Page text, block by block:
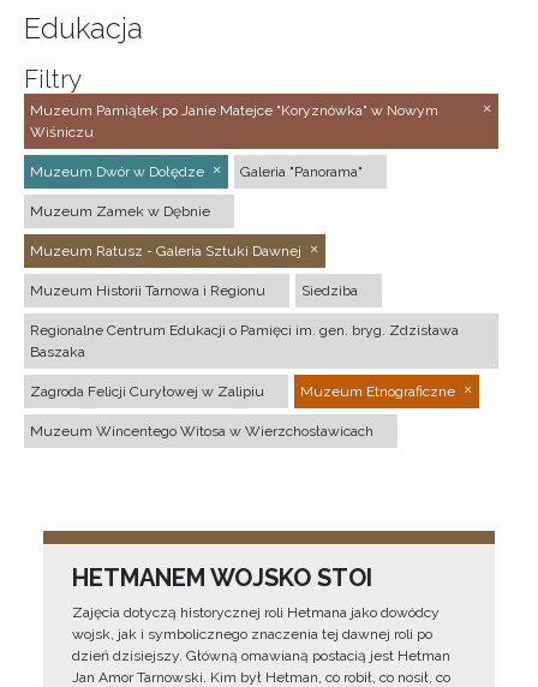
Edukacja
Filtry
Muzeum Pamiątek po Janie Matejce "Koryznówka" w Nowym
Wiśniczu
Muzeum Dwór w Dołędze Galeria "Panorama"
Muzeum Zamek w Dębnie
Muzeum Ratusz - Galeria Sztuki Dawnej
Muzeum Historii Tarnowa i Regionu Siedziba
Regionalne Centrum Edukacji o Pamięci im. gen. bryg. Zdzisława
Baszaka
Zagroda Felicji Curyłowej w Zalipiu Muzeum Etnograficzne
Muzeum Wincentego Witosa w Wierzchosławicach
HETMANEM WOJSKO STOI
Zajęcia dotyczą historycznej roli Hetmana jako dowódcy
wojsk, jak i symbolicznego znaczenia tej dawnej roli po
dzień dzisiejszy. Główną omawianą postacią jest Hetman
Jan Amor Tarnowski. Kim był Hetman, co robił, co nosił, co